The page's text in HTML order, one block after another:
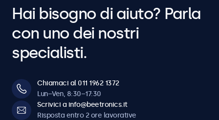
Hai bisogno di aiuto? Parla
con uno dei nostri
specialisti.
Chiamaci al 011 1962 1372
Lun–Ven, 8:30–17:30
Scrivici a info@beetronics.it
Risposta entro 2 ore lavorative